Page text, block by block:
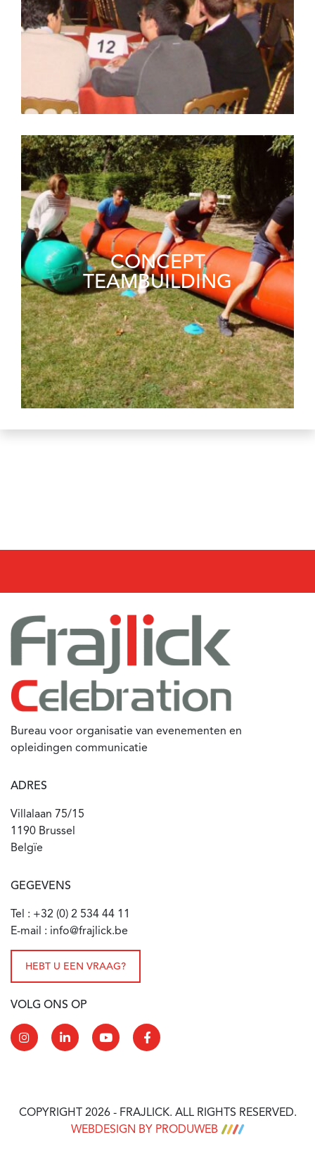
CONCEPT
TEAMBUILDING
Bureau voor organisatie van evenementen en
opleidingen communicatie
ADRES
Villalaan 75/15
1190 Brussel
Belgïe
GEGEVENS
Tel : +32 (0) 2 534 44 11
E-mail : info@frajlick.be
HEBT U EEN VRAAG?
VOLG ONS OP
COPYRIGHT 2026 - FRAJLICK. ALL RIGHTS RESERVED.
WEBDESIGN BY PRODUWEB